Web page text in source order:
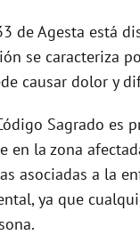
de Agesta está
se caracteriza
causar dolor y
Sagrado es
en la zona
asociadas a la
ya que